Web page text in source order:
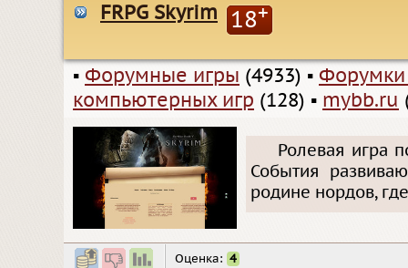
FRPG Skyrim 18+
▪ Форумные игры (4933) ▪
компьютерных игр (128) ▪ mybb.ru
Ролевая игра
События
родине нордов,
Оценка: 4